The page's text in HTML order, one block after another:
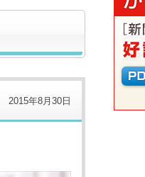
2015年8月30日